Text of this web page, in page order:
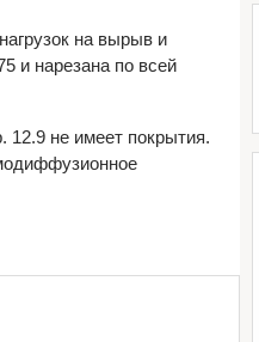
на вырыв и
и нарезана по всей
12.9 не имеет покрытия.